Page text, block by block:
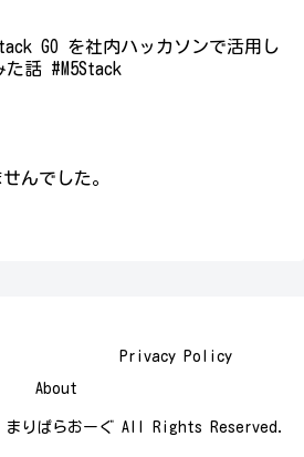
GO を社内ハッカソンで活用し
た話 #M5Stack
んでした。
Privacy Policy
About
りぱらおーぐ All Rights Reserved.